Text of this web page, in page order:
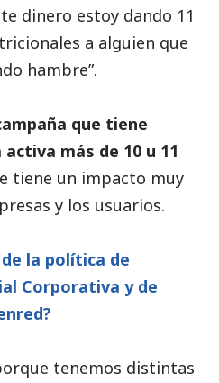
dinero estoy dando 11
a alguien que
hambre”.
que tiene
más de 10 u 11
tiene un impacto muy
y los usuarios.
la política de
Corporativa y de
tenemos distintas